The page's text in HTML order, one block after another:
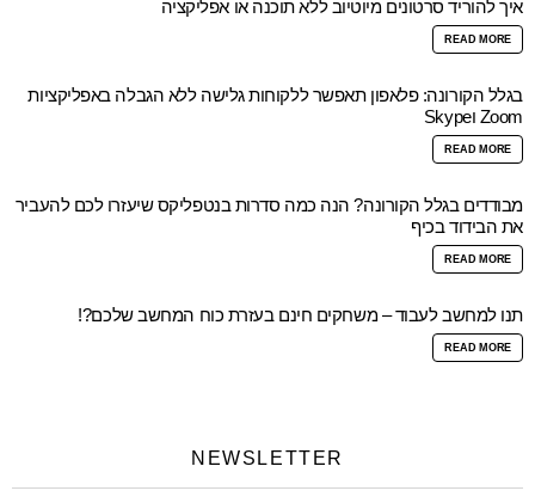
איך להוריד סרטונים מיוטיוב ללא תוכנה או אפליקציה
READ MORE
בגלל הקורונה: פלאפון תאפשר ללקוחות גלישה ללא הגבלה באפליקציות
Zoom וSkype
READ MORE
מבודדים בגלל הקורונה? הנה כמה סדרות בנטפליקס שיעזרו לכם להעביר
את הבידוד בכיף
READ MORE
תנו למחשב לעבוד – משחקים חינם בעזרת כוח המחשב שלכם?!
READ MORE
NEWSLETTER